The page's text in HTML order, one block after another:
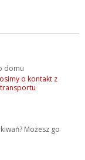
domu
o kontakt z
Możesz go